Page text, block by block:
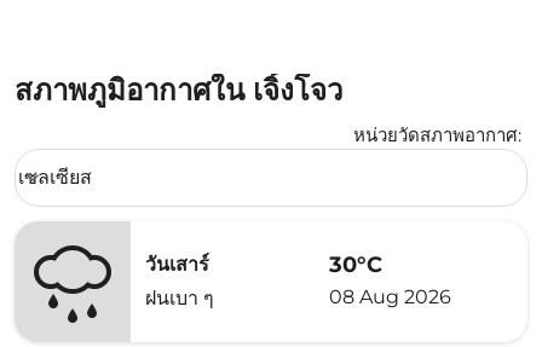
สภาพภูมิอากาศใน เจิ้งโจว
หน่วยวัดสภาพอากาศ:
Weather unit option เซลเซียส Selected
เซลเซียส
keyboard_arrow_down
วันเสาร์
ฝนเบา ๆ
30°C
08 Aug 2026